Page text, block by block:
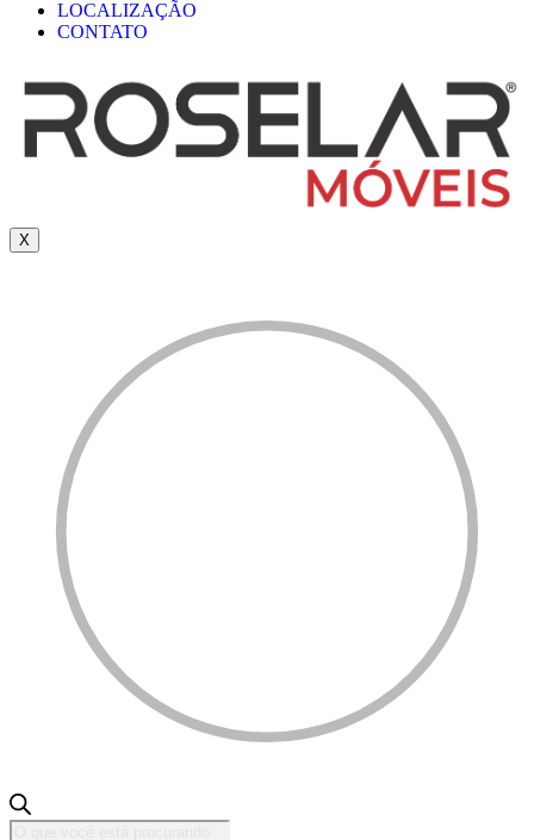
LOCALIZAÇÃO
CONTATO
X